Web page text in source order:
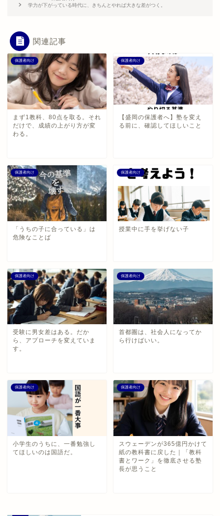
学力が下がっている時代に、きちんとやれば大きな差がつく。
関連記事
保護者向け
まず1教科、80点を取る。それ
だけで、成績の上がり方が変
わる。
保護者向け
【盛岡の保護者へ】塾を変え
る前に、確認してほしいこと
保護者向け
「うちの子に合っている」は
危険なことば
保護者向け
授業中に手を挙げない子
保護者向け
受験に男女差はある。だか
ら、アプローチを変えていま
す。
保護者向け
首都圏は、社会人になってか
ら行けばいい。
保護者向け
小学生のうちに、一番勉強し
てほしいのは国語だ。
保護者向け
スウェーデンが365億円かけて
紙の教科書に戻した｜「教科
書とワーク」を徹底させる塾
長が思うこと